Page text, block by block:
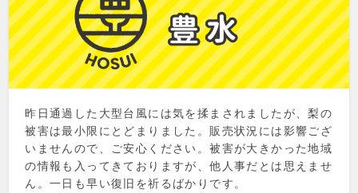
昨日通過した大型台風には気を揉まされましたが、梨の
被害は最小限にとどまりました。販売状況には影響ござ
いませんので、ご安心ください。被害が大きかった地域
の情報も入ってきておりますが、他人事だとは思えませ
ん。一日も早い復旧を祈るばかりです。